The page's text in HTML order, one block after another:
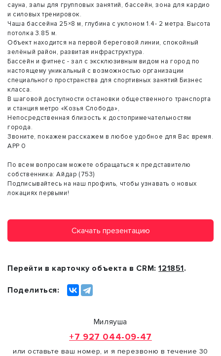
сауна, залы для групповых занятий, бассейн, зона для кардио
и силовых тренировок.
Чаша бассейна 25×8 м, глубина с уклоном 1.4- 2 метра. Высота
потолка 3.85 м.
Объект находится на первой береговой линии, спокойный
зелёный район, развитая инфраструктура.
Бассейн и фитнес - зал с эксклюзивным видом на город по
настоящему уникальный с возможностью организации
специального пространства для спортивных занятий Бизнес
класса.
В шаговой доступности остановки общественного транспорта
и станция метро «Козья Слобода»,
Непосредственная близость к достопримечательностям
города.
Звоните, покажем расскажем в любое удобное для Вас время.
АРР 0
По всем вопросам можете обращаться к представителю
собственника: Айдар (753)
Подписывайтесь на наш профиль, чтобы узнавать о новых
локациях первыми!
Скачать презентацию
Перейти в карточку объекта в CRM:121851.
Поделиться:
Миляуша
+7 927 044-09-47
или оставьте ваш номер, и я перезвоню в течение 30